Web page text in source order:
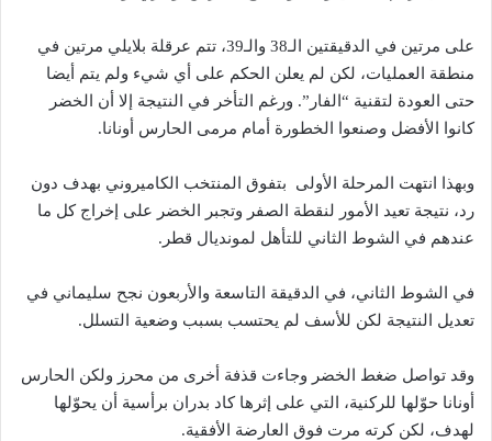
على مرتين في الدقيقتين الـ38 والـ39، تتم عرقلة بلايلي مرتين في
منطقة العمليات، لكن لم يعلن الحكم على أي شيء ولم يتم أيضا
حتى العودة لتقنية “الفار”. ورغم التأخر في النتيجة إلا أن الخضر
كانوا الأفضل وصنعوا الخطورة أمام مرمى الحارس أونانا.
وبهذا انتهت المرحلة الأولى بتفوق المنتخب الكاميروني بهدف دون
رد، نتيجة تعيد الأمور لنقطة الصفر وتجبر الخضر على إخراج كل ما
عندهم في الشوط الثاني للتأهل لمونديال قطر.
في الشوط الثاني، في الدقيقة التاسعة والأربعون نجح سليماني في
تعديل النتيجة لكن للأسف لم يحتسب بسبب وضعية التسلل.
وقد تواصل ضغط الخضر وجاءت قذفة أخرى من محرز ولكن الحارس
أونانا حوّلها للركنية، التي على إثرها كاد بدران برأسية أن يحوّلها
لهدف، لكن كرته مرت فوق العارضة الأفقية.